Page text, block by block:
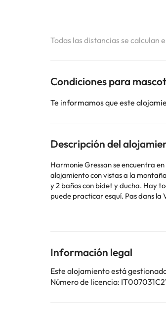
Todas las distancias se calculan
Condiciones para
Te informamos que este
Descripción del
Harmonie Gressan se encuentra
alojamiento con vistas a la montaña dispone de balcón. Este apartamento consta de 3 dormitorios, una sala
y 2 baños con bidet y ducha. Hay toallas y ropa de cama en el apartamento.
puede
cambios por parte del alojamiento.
Información legal
Este alojamiento está
Número de licencia: